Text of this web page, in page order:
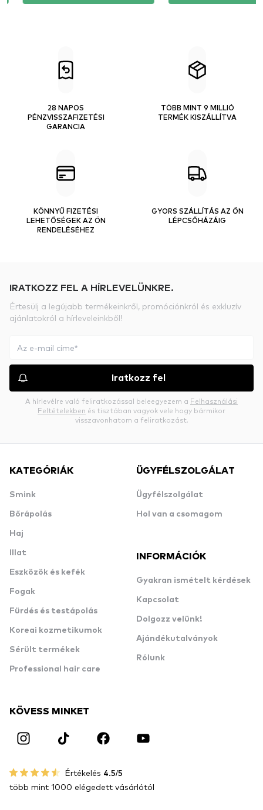
28 NAPOS
PÉNZVISSZAFIZETÉSI
GARANCIA
TÖBB MINT 9 MILLIÓ
TERMÉK KISZÁLLÍTVA
KÖNNYŰ FIZETÉSI
LEHETŐSÉGEK AZ ÖN
RENDELÉSÉHEZ
GYORS SZÁLLÍTÁS AZ ÖN
LÉPCSŐHÁZÁIG
IRATKOZZ FEL A HÍRLEVELÜNKRE.
Értesülj a legújabb termékeinkről, promóciónkról és exkluzív
ajánlatokról a hírleveleinkből!
Iratkozz fel
A hírlevélre való feliratkozással beleegyezem a Felhasználási
Feltételekben és tisztában vagyok vele hogy bármikor
visszavonhatom a feliratkozást.
KATEGÓRIÁK
Smink
Bőrápolás
Haj
Illat
Eszközök és kefék
Fogak
Fürdés és testápolás
Koreai kozmetikumok
Sérült termékek
Professional hair care
ÜGYFÉLSZOLGÁLAT
Ügyfélszolgálat
Hol van a csomagom
INFORMÁCIÓK
Gyakran ismételt kérdések
Kapcsolat
Dolgozz velünk!
Ajándékutalványok
Rólunk
KÖVESS MINKET
Értékelés 4.5/5
több mint 1000 elégedett vásárlótól